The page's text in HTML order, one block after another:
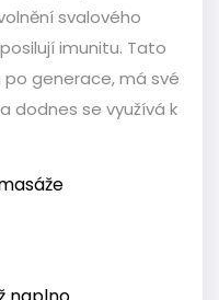
svalového
imunitu. Tato
generace, má své
dodnes se využívá k